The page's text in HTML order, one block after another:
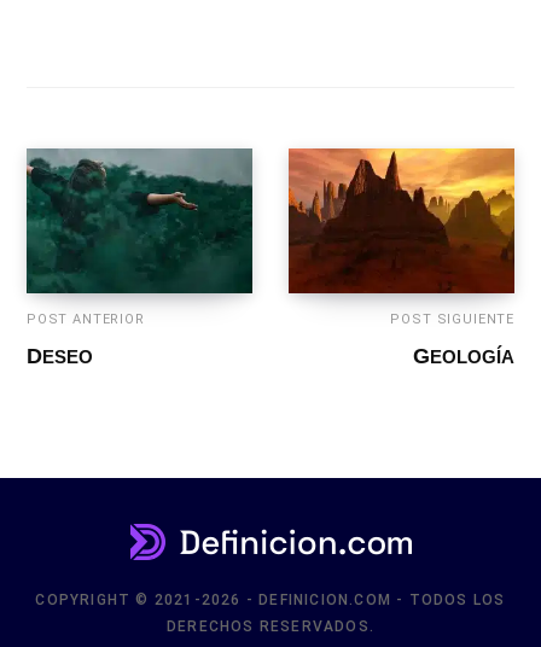
POST ANTERIOR
DESEO
POST SIGUIENTE
GEOLOGÍA
COPYRIGHT © 2021-2026 - DEFINICION.COM - TODOS LOS
DERECHOS RESERVADOS.